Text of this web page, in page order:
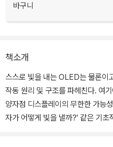
바구니
책소개
스스로 빛을 내는 OLED는 물론이
작동 원리 및 구조를 파헤친다. 여
양자점 디스플레이의 무한한 가능
자가 어떻게 빛을 낼까?' 같은 기초